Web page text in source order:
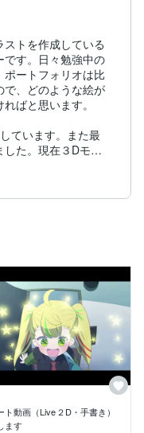
トを作成している
です。日々勉強中の
ートフォリオは比
、どのような絵が
ばと思います。
ています。また最
た。現在３Dモデ
をお待ちしていま
どあれば気軽にメ
います。ただトラ
挨拶だけのメッセ
ます。ご容赦いた
ト動画（Live２D・手書き）
ます